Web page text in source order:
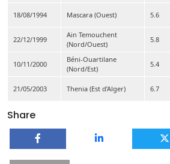
18/08/1994 Mascara (Ouest) 5.6
22/12/1999
Ain Temouchent
(Nord/Ouest)
5.8
10/11/2000
Béni-Ouartilane
(Nord/Est)
5.4
21/05/2003 Thenia (Est d’Alger) 6.7
Share